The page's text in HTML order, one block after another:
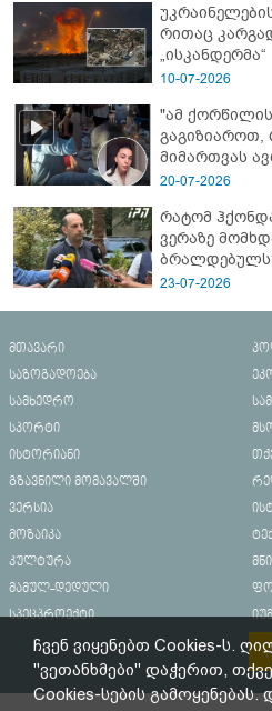
რითაც
„ისკანდერმა“
10-07-2026
"ამ
მიმართვას
20-07-2026
რატომ
ვერაზე
23-07-2026
მთავარი
საზოგადოება
სამხედრო
სპორტი
ისტორიანი
გზავნილი მომავალში
ვერსია
მოზაიკა
კულტურა
მამულ-დედული
სპეცპროექტი
ჩვენ ვიყენებთ Cookies-ს.
"ვეთანხმები" დაჭერით,
Cookies-სების